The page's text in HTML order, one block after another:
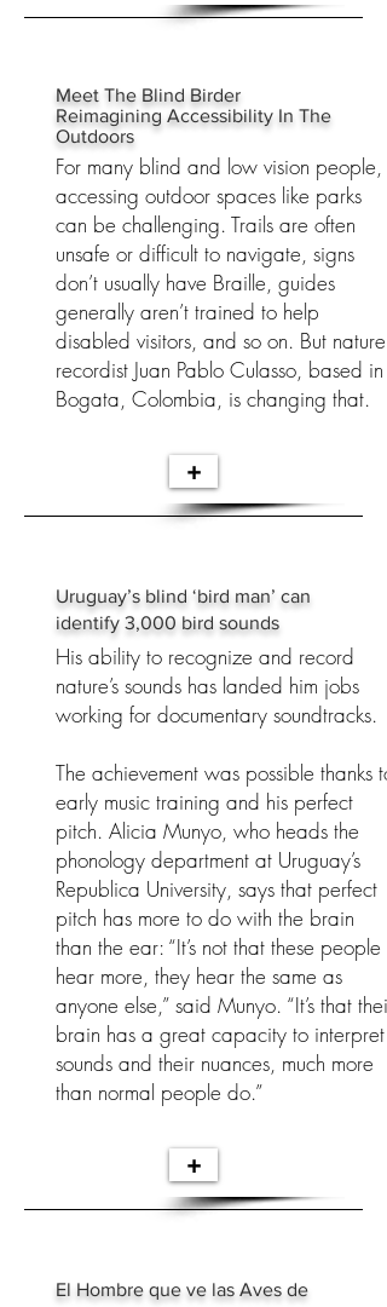
Meet The Blind Birder
Reimagining Accessibility In The
Outdoors
For many blind and low vision people,
accessing outdoor spaces like parks
can be challenging. Trails are often
unsafe or difficult to navigate, signs
don’t usually have Braille, guides
generally aren’t trained to help
disabled visitors, and so on. But nature
recordist Juan Pablo Culasso, based in
Bogata, Colombia, is changing that.
+
Uruguay’s blind ‘bird man’ can
identify 3,000 bird sounds
His ability to recognize and record
nature’s sounds has landed him jobs
working for documentary soundtracks.
The achievement was possible thanks to
early music training and his perfect
pitch. Alicia Munyo, who heads the
phonology department at Uruguay’s
Republica University, says that perfect
pitch has more to do with the brain
than the ear: “It’s not that these people
hear more, they hear the same as
anyone else,” said Munyo. “It’s that their
brain has a great capacity to interpret
sounds and their nuances, much more
than normal people do.”
+
El Hombre que ve las Aves de